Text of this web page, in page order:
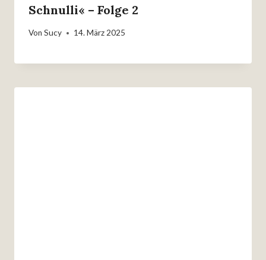
Schnulli« – Folge 2
Von Sucy 14. März 2025